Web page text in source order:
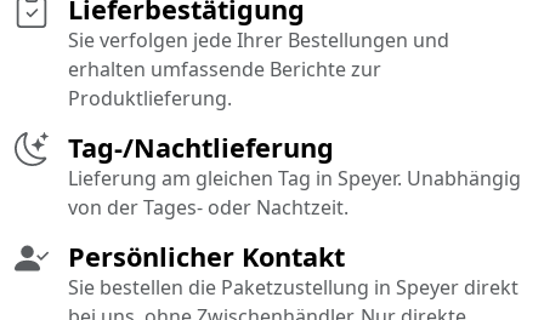
Tag-/Nachtlieferung
Lieferung am gleichen Tag in Speyer. Unabhängig
von der Tages- oder Nachtzeit.
Persönlicher Kontakt
Sie bestellen die Paketzustellung in Speyer direkt
Lieferbestätigung
Sie verfolgen jede Ihrer Bestellungen und
erhalten umfassende Berichte zur
Produktlieferung.